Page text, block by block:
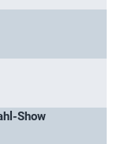
Show